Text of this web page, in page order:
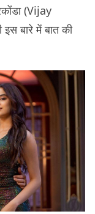
(Vijay
बारे में बात की